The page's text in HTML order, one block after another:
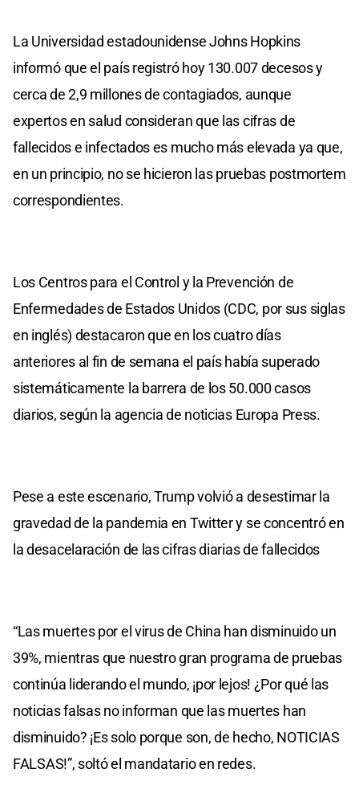
La Universidad estadounidense Johns Hopkins
informó que el país registró hoy 130.007 decesos y
cerca de 2,9 millones de contagiados, aunque
expertos en salud consideran que las cifras de
fallecidos e infectados es mucho más elevada ya que,
en un principio, no se hicieron las pruebas postmortem
correspondientes.
Los Centros para el Control y la Prevención de
Enfermedades de Estados Unidos (CDC, por sus siglas
en inglés) destacaron que en los cuatro días
anteriores al fin de semana el país había superado
sistemáticamente la barrera de los 50.000 casos
diarios, según la agencia de noticias Europa Press.
Pese a este escenario, Trump volvió a desestimar la
gravedad de la pandemia en Twitter y se concentró en
la desacelaración de las cifras diarias de fallecidos
“Las muertes por el virus de China han disminuido un
39%, mientras que nuestro gran programa de pruebas
continúa liderando el mundo, ¡por lejos! ¿Por qué las
noticias falsas no informan que las muertes han
disminuido? ¡Es solo porque son, de hecho, NOTICIAS
FALSAS!”, soltó el mandatario en redes.